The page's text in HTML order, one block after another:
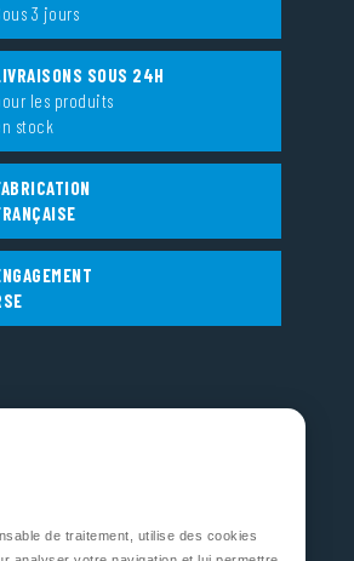
Grands Prés
3 jours
SOUS 24H
les produits
stock
de traitement, utilise des cookies